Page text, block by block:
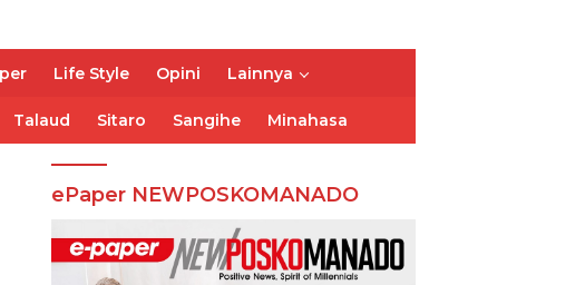
Life Style Opini Lainnya
Talaud Sitaro Sangihe Minahasa
ePaper NEWPOSKOMANADO